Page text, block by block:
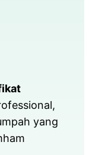
yang